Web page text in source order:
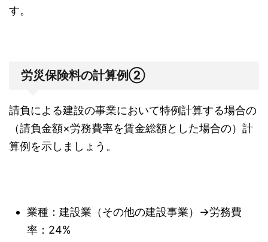
す。
労災保険料の計算例②
請負による建設の事業において特例計算する場合の
（請負金額×労務費率を賃金総額とした場合の）計
算例を示しましょう。
業種：建設業（その他の建設事業）→労務費
率：24%